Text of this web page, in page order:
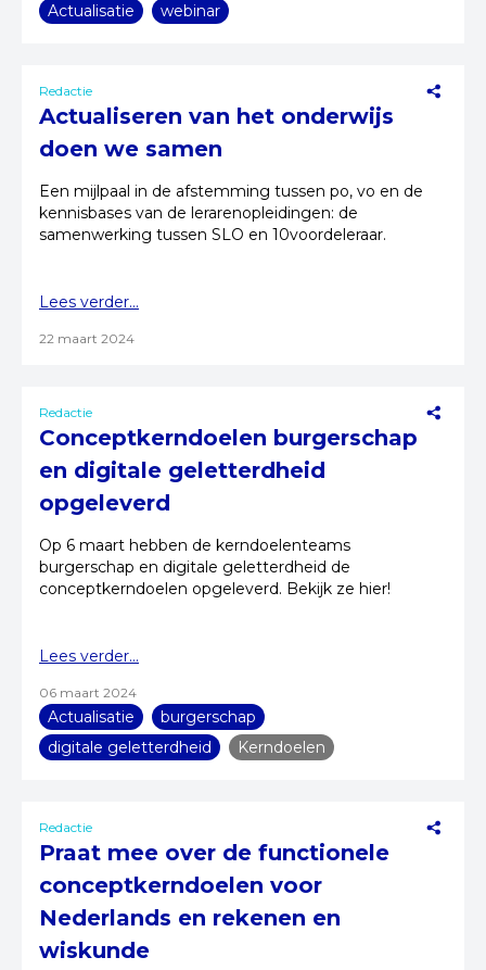
Actualisatie
webinar
Redactie
Actualiseren van het onderwijs
doen we samen
Een mijlpaal in de afstemming tussen po, vo en de
kennisbases van de lerarenopleidingen: de
samenwerking tussen SLO en 10voordeleraar.
Lees verder...
22 maart 2024
Redactie
Conceptkerndoelen burgerschap
en digitale geletterdheid
opgeleverd
Op 6 maart hebben de kerndoelenteams
burgerschap en digitale geletterdheid de
conceptkerndoelen opgeleverd. Bekijk ze hier!
Lees verder...
06 maart 2024
Actualisatie
burgerschap
digitale geletterdheid
Kerndoelen
Redactie
Praat mee over de functionele
conceptkerndoelen voor
Nederlands en rekenen en
wiskunde